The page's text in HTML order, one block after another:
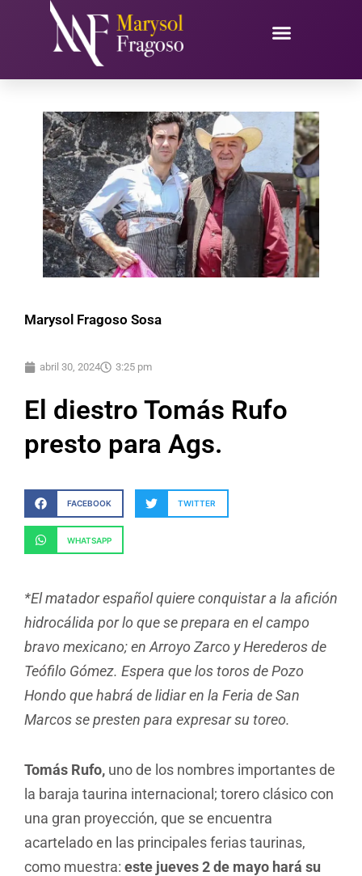
contenido
Marysol Fragoso Sosa
abril 30, 2024 3:25 pm
El diestro Tomás Rufo
presto para Ags.
FACEBOOK TWITTER
WHATSAPP
*El matador español quiere conquistar a la afición
hidrocálida por lo que se prepara en el campo
bravo mexicano; en Arroyo Zarco y Herederos de
Teófilo Gómez. Espera que los toros de Pozo
Hondo que habrá de lidiar en la Feria de San
Marcos se presten para expresar su toreo.
Tomás Rufo, uno de los nombres importantes de
la baraja taurina internacional; torero clásico con
una gran proyección, que se encuentra
acartelado en las principales ferias taurinas,
como muestra: este jueves 2 de mayo hará su